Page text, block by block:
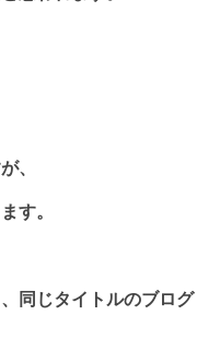
、
す。
同じタイトルのブログ